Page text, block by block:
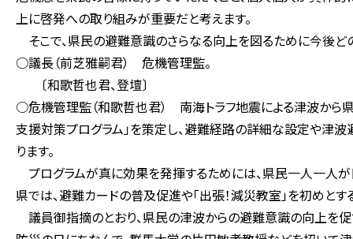
上に啓発への取り組みが重要だと考えます。
そこで、県民の避難意識のさらなる向上を図るために今後ど
○議長（前芝雅嗣君） 危機管理監。
〔和歌哲也君、登壇〕
○危機管理監（和歌哲也君） 南海トラフ地震による津波から
支援対策プログラム」を策定し、避難経路の詳細な設定や津
ります。
プログラムが真に効果を発揮するためには、県民一人一人
県では、避難カードの普及促進や「出張！減災教室」を初めと
議員御指摘のとおり、県民の津波からの避難意識の向上を